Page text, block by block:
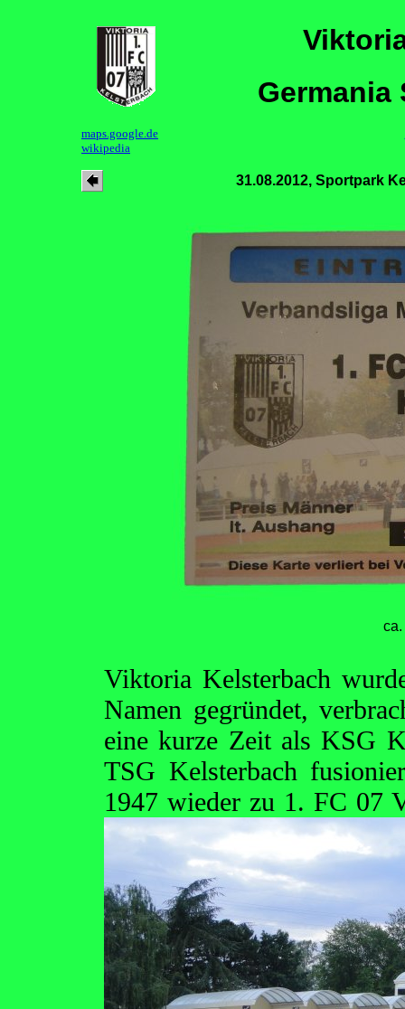
Germania
maps.google.de
wikipedia
31.08.2012, Sportpark
Viktoria Kelsterbach
Namen gegründet,
eine kurze Zeit als KSG
TSG Kelsterbach
1947 wieder zu 1. FC 07